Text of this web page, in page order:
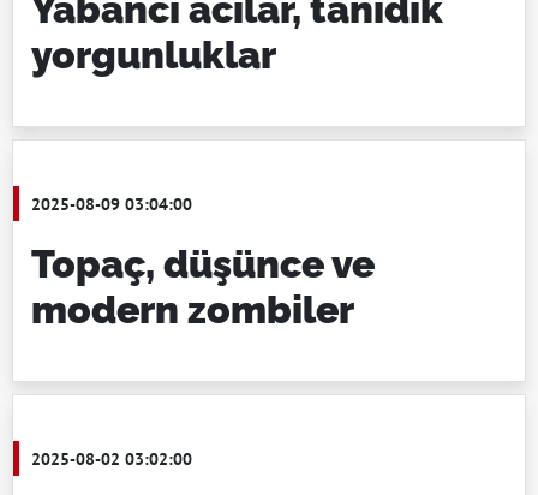
Yabancı acılar, tanıdık
yorgunluklar
2025-08-09 03:04:00
Topaç, düşünce ve
modern zombiler
2025-08-02 03:02:00